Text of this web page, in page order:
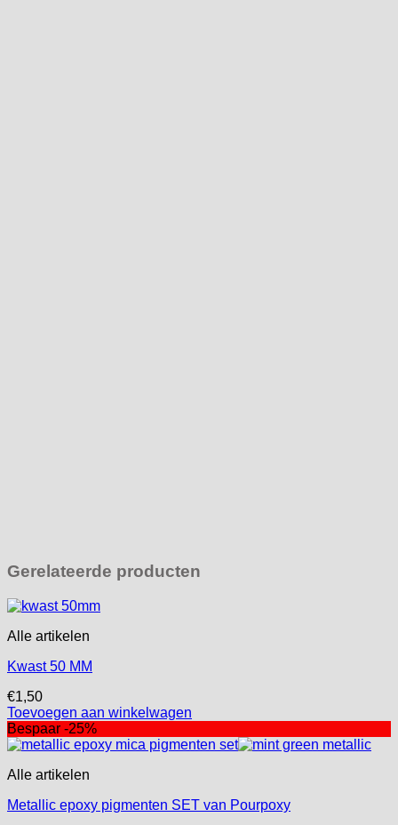
Gerelateerde producten
Alle artikelen
Kwast 50 MM
€1,50
Toevoegen aan winkelwagen
Bespaar -25%
Alle artikelen
Metallic epoxy pigmenten SET van Pourpoxy